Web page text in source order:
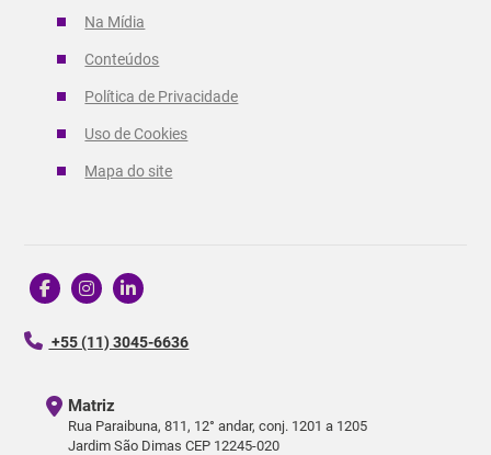
Na Mídia
Conteúdos
Política de Privacidade
Uso de Cookies
Mapa do site
+55 (11) 3045-6636
Matriz
Rua Paraibuna, 811, 12° andar, conj. 1201 a 1205
Jardim São Dimas CEP 12245-020